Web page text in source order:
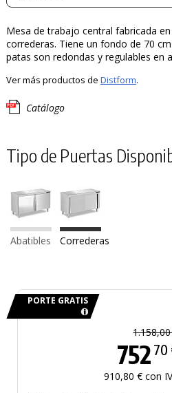
Mesa de trabajo central fabricada
correderas. Tiene un fondo de 70
patas son redondas y regulables en
Ver más productos de Distform.
Catálogo
Tipo de Puertas
Abatibles Correderas
PORTE GRATIS
752 70
910,80 € con